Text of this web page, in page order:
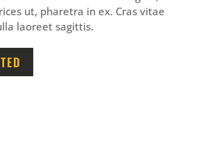
ut, pharetra in ex. Cras vitae
laoreet sagittis.